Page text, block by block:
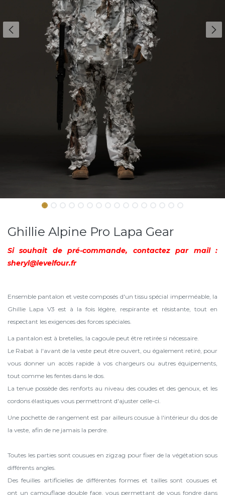
Ghillie Alpine Pro Lapa Gear
Si souhait de pré-commande, contactez par mail :
sheryl@levelfour.fr
Ensemble pantalon et veste composés d'un tissu spécial imperméable, la
Ghillie Lapa V3 est à la fois légère, respirante et résistante, tout en
respectant les exigences des forces spéciales.
La pantalon est à bretelles, la cagoule peut être retirée si nécessaire.
Le Rabat à l'avant de la veste peut être ouvert, ou également retiré, pour
vous donner un accès rapide à vos chargeurs ou autres équipements,
tout comme les fentes dans le dos.
La tenue possède des renforts au niveau des coudes et des genoux, et les
cordons élastiques vous permettront d'ajuster celle-ci.
Une pochette de rangement est par ailleurs cousue à l'intérieur du dos de
la veste, afin de ne jamais la perdre.
Toutes les parties sont cousues en zigzag pour fixer de la végétation sous
différents angles.
Des feuilles artificielles de différentes formes et tailles sont cousues et
ont un camouflage double face, vous permettant de vous fondre dans